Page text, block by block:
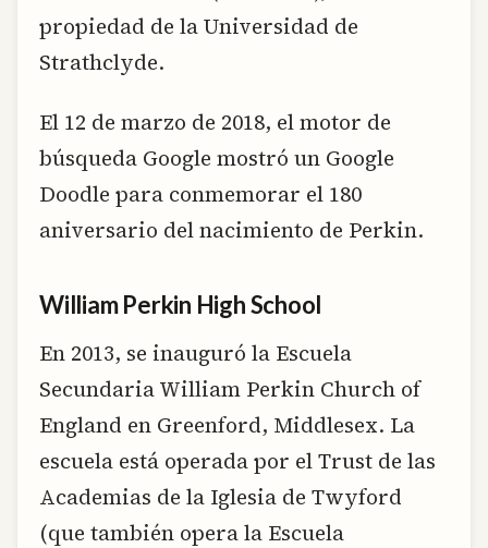
propiedad de la Universidad de
Strathclyde.
El 12 de marzo de 2018, el motor de
búsqueda Google mostró un Google
Doodle para conmemorar el 180
aniversario del nacimiento de Perkin.
William Perkin High School
En 2013, se inauguró la Escuela
Secundaria William Perkin Church of
England en Greenford, Middlesex. La
escuela está operada por el Trust de las
Academias de la Iglesia de Twyford
(que también opera la Escuela